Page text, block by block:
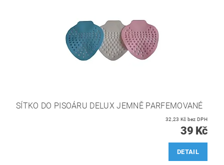
SÍTKO DO PISOÁRU DELUX JEMNĚ PARFEMOVANÉ
32,23 Kč bez DPH
39 Kč
DETAIL